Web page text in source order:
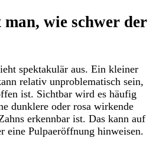
wie schwer der
spektakulär aus. Ein kleiner
relativ unproblematisch sein,
ist. Sichtbar wird es häufig
dunklere oder rosa wirkende
erkennbar ist. Das kann auf
eine Pulpaeröffnung hinweisen.